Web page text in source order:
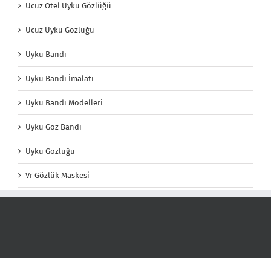
Ucuz Otel Uyku Gözlüğü
Ucuz Uyku Gözlüğü
Uyku Bandı
Uyku Bandı İmalatı
Uyku Bandı Modelleri
Uyku Göz Bandı
Uyku Gözlüğü
Vr Gözlük Maskesi